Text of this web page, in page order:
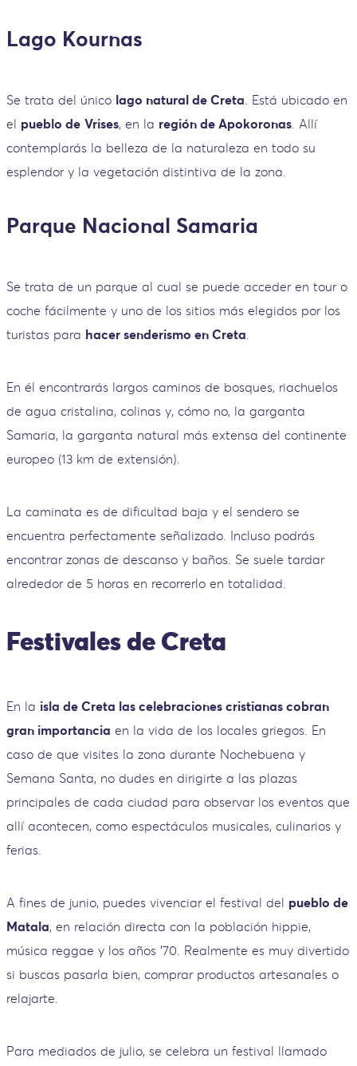
Lago Kournas
Se trata del único lago natural de Creta. Está ubicado en
el pueblo de Vrises, en la región de Apokoronas. Allí
contemplarás la belleza de la naturaleza en todo su
esplendor y la vegetación distintiva de la zona.
Parque Nacional Samaria
Se trata de un parque al cual se puede acceder en tour o
coche fácilmente y uno de los sitios más elegidos por los
turistas para hacer senderismo en Creta.
En él encontrarás largos caminos de bosques, riachuelos
de agua cristalina, colinas y, cómo no, la garganta
Samaria, la garganta natural más extensa del continente
europeo (13 km de extensión).
La caminata es de dificultad baja y el sendero se
encuentra perfectamente señalizado. Incluso podrás
encontrar zonas de descanso y baños. Se suele tardar
alrededor de 5 horas en recorrerlo en totalidad.
Festivales de Creta
En la isla de Creta las celebraciones cristianas cobran
gran importancia en la vida de los locales griegos. En
caso de que visites la zona durante Nochebuena y
Semana Santa, no dudes en dirigirte a las plazas
principales de cada ciudad para observar los eventos que
allí acontecen, como espectáculos musicales, culinarios y
ferias.
A fines de junio, puedes vivenciar el festival del pueblo de
Matala, en relación directa con la población hippie,
música reggae y los años '70. Realmente es muy divertido
si buscas pasarla bien, comprar productos artesanales o
relajarte.
Para mediados de julio, se celebra un festival llamado